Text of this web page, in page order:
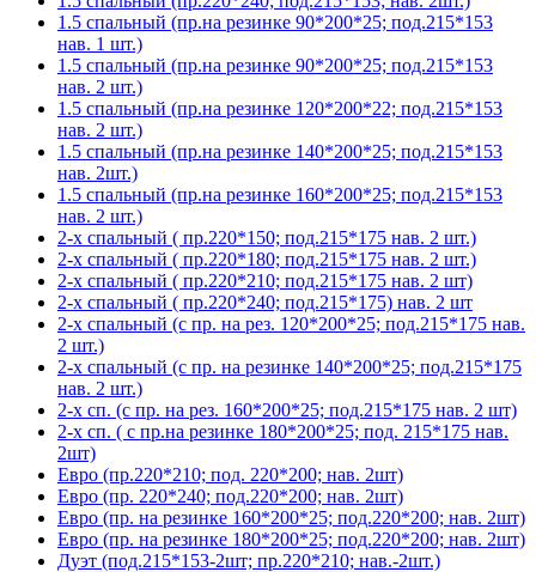
1.5 спальный (пр.на резинке 90*200*25; под.215*153
нав. 1 шт.)
1.5 спальный (пр.на резинке 90*200*25; под.215*153
нав. 2 шт.)
1.5 спальный (пр.на резинке 120*200*22; под.215*153
нав. 2 шт.)
1.5 спальный (пр.на резинке 140*200*25; под.215*153
нав. 2шт.)
1.5 спальный (пр.на резинке 160*200*25; под.215*153
нав. 2 шт.)
2-х спальный ( пр.220*150; под.215*175 нав. 2 шт.)
2-х спальный ( пр.220*180; под.215*175 нав. 2 шт.)
2-х спальный ( пр.220*210; под.215*175 нав. 2 шт)
2-х спальный ( пр.220*240; под.215*175) нав. 2 шт
2-х спальный (с пр. на рез. 120*200*25; под.215*175 нав.
2 шт.)
2-х спальный (с пр. на резинке 140*200*25; под.215*175
нав. 2 шт.)
2-х сп. (с пр. на рез. 160*200*25; под.215*175 нав. 2 шт)
2-х сп. ( с пр.на резинке 180*200*25; под. 215*175 нав.
2шт)
Евро (пр.220*210; под. 220*200; нав. 2шт)
Евро (пр. 220*240; под.220*200; нав. 2шт)
Евро (пр. на резинке 160*200*25; под.220*200; нав. 2шт)
Евро (пр. на резинке 180*200*25; под.220*200; нав. 2шт)
Дуэт (под.215*153-2шт; пр.220*210; нав.-2шт.)